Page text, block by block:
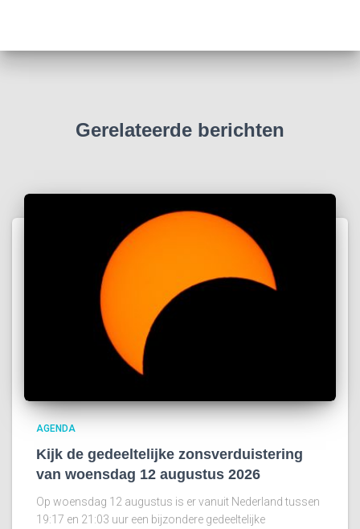
Gerelateerde berichten
AGENDA
Kijk de gedeeltelijke zonsverduistering
van woensdag 12 augustus 2026
Op woensdag 12 augustus is er vanuit Nederland tussen
19:17 en 21:03 uur een bijzondere gedeeltelijke